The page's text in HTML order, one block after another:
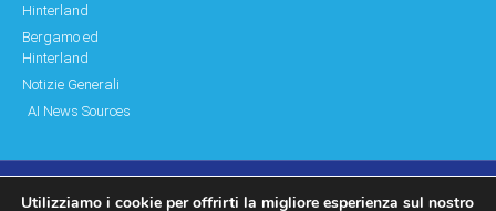
Hinterland
Bergamo ed
Hinterland
Notizie Generali
AI News Sources
© Copyright 2011 – 2026 Montagne & Paesi
Utilizziamo i cookie per offrirti la migliore esperienza sul nostro